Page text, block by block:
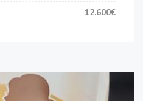
12.600€